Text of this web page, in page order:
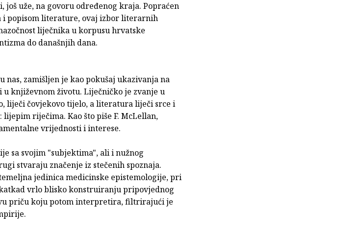
uže, na govoru određenog kraja. Popraćen
i popisom literature, ovaj izbor literarnih
liječnika u korpusu hrvatske
do današnjih dana.
zamišljen je kao pokušaj ukazivanja na
književnom životu. Liječničko je zvanje u
liječi čovjekovo tijelo, a literatura liječi srce i
riječima. Kao što piše F. McLellan,
vrijednosti i interese.
sa svojim "subjektima", ali i nužnog
stvaraju značenje iz stečenih spoznaja.
jedinica medicinske epistemologije, pri
vrlo blisko konstruiranju pripovjednog
priču koju potom interpretira, filtrirajući je